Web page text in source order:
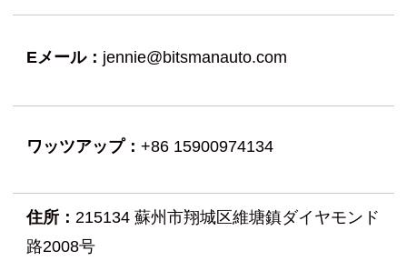
Eメール： jennie@bitsmanauto.com
ワッツアップ：+86 15900974134
住所： 215134 蘇州市翔城区維塘鎮ダイヤモンド
路2008号